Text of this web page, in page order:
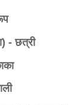
- छत्री